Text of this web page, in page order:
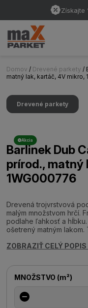
Získajte
Domov / Drevené parkety /
matný lak, kartáč, 4V mikro,
Drevené parkety
Akcia
Barlinek Dub
prírod., matný
1WG000776
Drevená trojvrstvová
malým množstvom hrčí.
podlahe ľahkosť a
ošetrený matným lakom.
ZOBRAZIŤ CELÝ
MNOŽSTVO (m²)